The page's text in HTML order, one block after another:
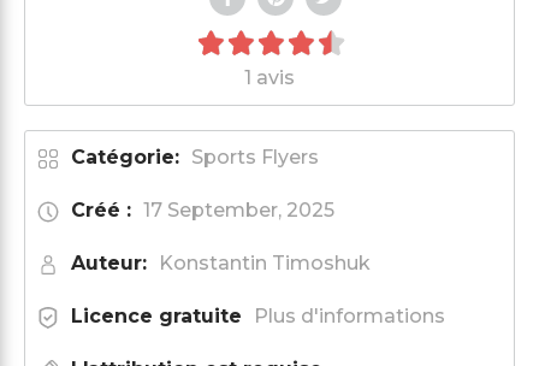
1 avis
Catégorie: Sports Flyers
Créé : 17 September, 2025
Auteur: Konstantin Timoshuk
Licence gratuite Plus d'informations